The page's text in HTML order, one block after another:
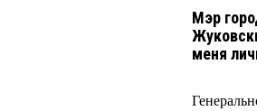
Мэр
меня